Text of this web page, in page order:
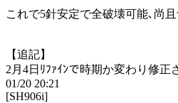
これで5針安定で全破壊可能､尚
【追記】
2月4日ﾘﾌｧｲﾝで時期か変わり修
01/20 20:21
[SH906i]